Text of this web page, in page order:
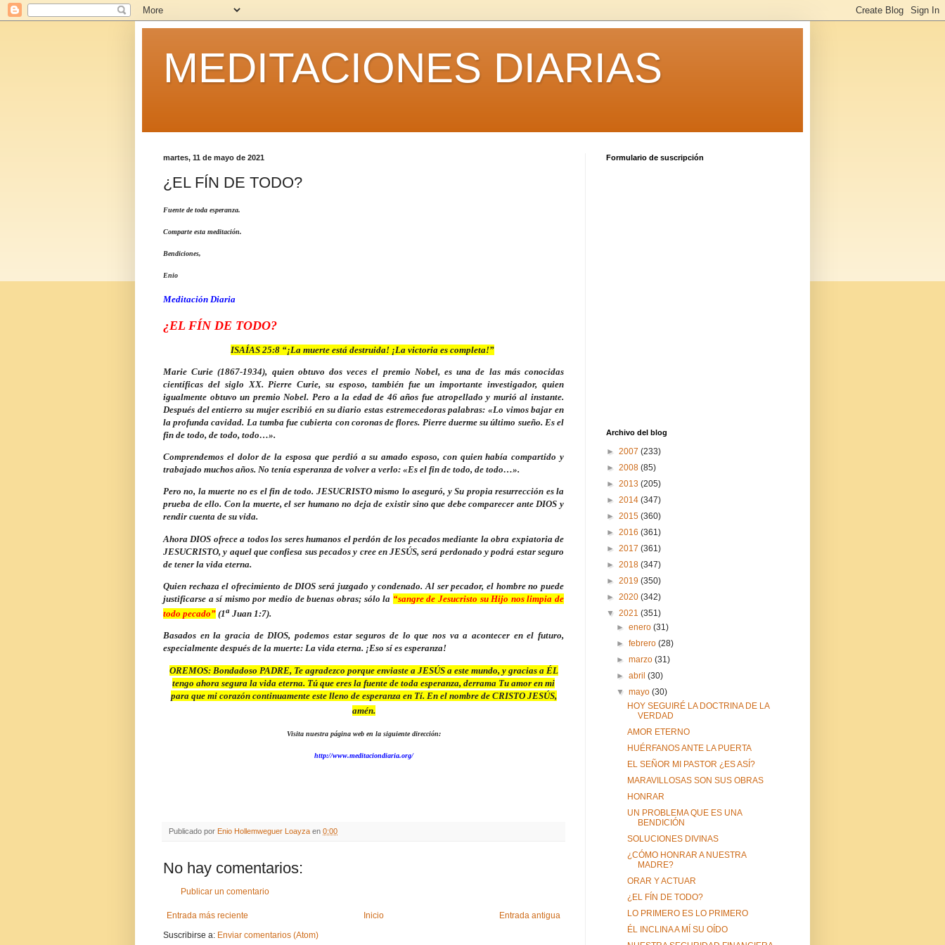
MEDITACIONES DIARIAS
martes, 11 de mayo de 2021
¿EL FÍN DE TODO?
Fuente de toda esperanza.
Comparte esta meditación.
Bendiciones,
Enio
Meditación Diaria
¿EL FÍN DE TODO?
ISAÍAS 25:8 “¡La muerte está destruida! ¡La victoria es completa!”
Marie Curie (1867-1934), quien obtuvo dos veces el premio Nobel, es una de las más conocidas
científicas del siglo XX.Pierre Curie, su esposo, también fue un importante investigador, quien
igualmente obtuvo un premio Nobel. Pero a la edad de 46 años fue atropellado y murió al instante.
Después del entierro su mujer escribió en su diario estas estremecedoras palabras: «Lo vimos bajar en
la profunda cavidad. La tumba fue cubierta con coronas de flores. Pierre duerme su último sueño. Es el
fin de todo, de todo, todo…».
Comprendemos el dolor de la esposa que perdió a su amado esposo, con quien había compartido y
trabajado muchos años. No tenía esperanza de volver a verlo: «Es el fin de todo, de todo…».
Pero no, la muerte no es el fin de todo. JESUCRISTO mismo lo aseguró, y Su propia resurrección es la
prueba de ello. Con la muerte, el ser humano no deja de existir sino que debe comparecer ante DIOS y
rendir cuenta de su vida.
Ahora DIOS ofrece a todos los seres humanos el perdón de los pecados mediante la obra expiatoria de
JESUCRISTO, y aquel que confiesa sus pecados y cree en JESÚS, será perdonado y podrá estar seguro
de tener la vida eterna.
Quien rechaza el ofrecimiento de DIOS será juzgado y condenado. Al ser pecador, el hombre no puede
justificarse a sí mismo por medio de buenas obras; sólo la “sangre de Jesucristo su Hijo nos limpia de
todo pecado” (1a Juan 1:7).
Basados en la gracia de DIOS, podemos estar seguros de lo que nos va a acontecer en el futuro,
especialmente después de la muerte: La vida eterna. ¡Eso sí es esperanza!
OREMOS: Bondadoso PADRE, Te agradezco porque enviaste a JESÚS a este mundo, y gracias a ÉL
tengo ahora segura la vida eterna. Tú que eres la fuente de toda esperanza, derrama Tu amor en mi
para que mi corazón continuamente este lleno de esperanza en Tí. En el nombre de CRISTO JESÚS,
amén.
Visita nuestra página web en la siguiente dirección:
http://www.meditaciondiaria.org/
Publicado por Enio Hollemweguer Loayza en 0:00
No hay comentarios:
Publicar un comentario
Entrada más reciente Entrada antigua
Inicio
Suscribirse a: Enviar comentarios (Atom)
Formulario de suscripción
Archivo del blog
► 2007 (233)
► 2008 (85)
► 2013 (205)
► 2014 (347)
► 2015 (360)
► 2016 (361)
► 2017 (361)
► 2018 (347)
► 2019 (350)
► 2020 (342)
▼ 2021 (351)
►enero(31)
►febrero(28)
►marzo(31)
►abril(30)
▼mayo(30)
HOY SEGUIRÉ LA DOCTRINA DE LA
VERDAD
AMOR ETERNO
HUÉRFANOS ANTE LA PUERTA
EL SEÑOR MI PASTOR ¿ES ASÍ?
MARAVILLOSAS SON SUS OBRAS
HONRAR
UN PROBLEMA QUE ES UNA
BENDICIÓN
SOLUCIONES DIVINAS
¿CÓMO HONRAR A NUESTRA
MADRE?
ORAR Y ACTUAR
¿EL FÍN DE TODO?
LO PRIMERO ES LO PRIMERO
ÉL INCLINA A MÍ SU OÍDO